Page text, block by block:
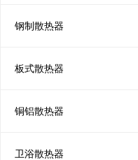
钢制散热器
板式散热器
铜铝散热器
卫浴散热器